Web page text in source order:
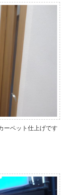
ーペット仕上げです